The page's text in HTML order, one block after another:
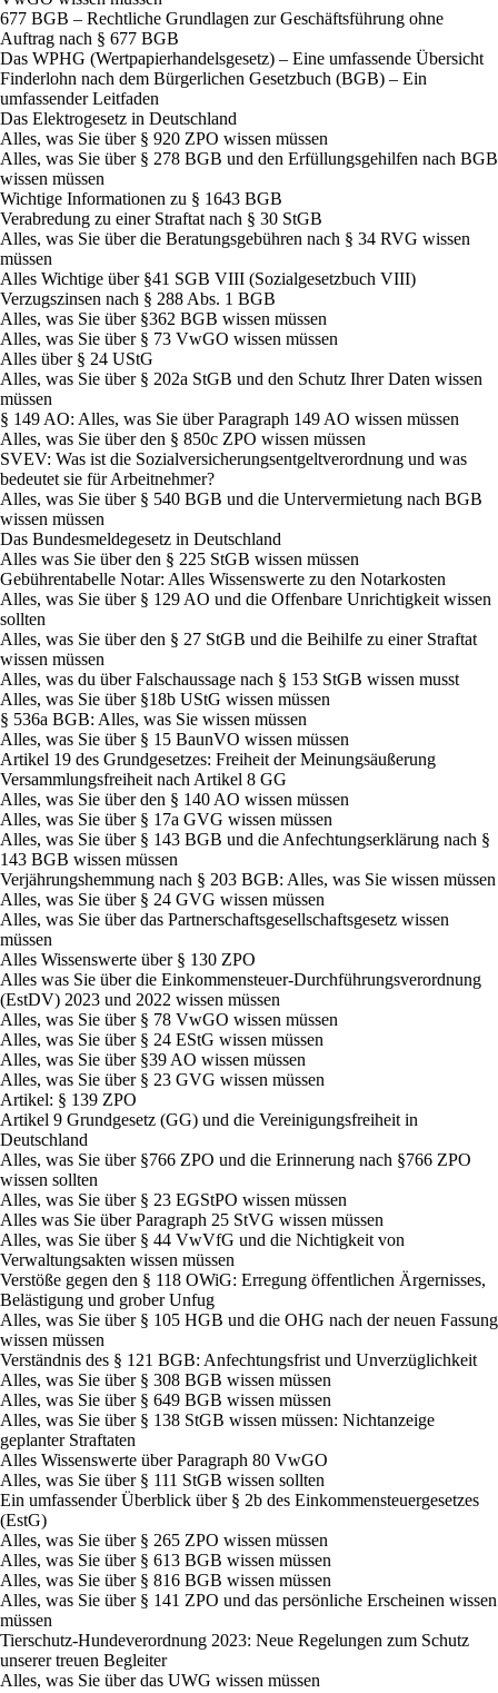
677 BGB – Rechtliche Grundlagen zur Geschäftsführung ohne
Auftrag nach § 677 BGB
Das WPHG (Wertpapierhandelsgesetz) – Eine umfassende Übersicht
Finderlohn nach dem Bürgerlichen Gesetzbuch (BGB) – Ein
umfassender Leitfaden
Das Elektrogesetz in Deutschland
Alles, was Sie über § 920 ZPO wissen müssen
Alles, was Sie über § 278 BGB und den Erfüllungsgehilfen nach BGB
wissen müssen
Wichtige Informationen zu § 1643 BGB
Verabredung zu einer Straftat nach § 30 StGB
Alles, was Sie über die Beratungsgebühren nach § 34 RVG wissen
müssen
Alles Wichtige über §41 SGB VIII (Sozialgesetzbuch VIII)
Verzugszinsen nach § 288 Abs. 1 BGB
Alles, was Sie über §362 BGB wissen müssen
Alles, was Sie über § 73 VwGO wissen müssen
Alles über § 24 UStG
Alles, was Sie über § 202a StGB und den Schutz Ihrer Daten wissen
müssen
§ 149 AO: Alles, was Sie über Paragraph 149 AO wissen müssen
Alles, was Sie über den § 850c ZPO wissen müssen
SVEV: Was ist die Sozialversicherungsentgeltverordnung und was
bedeutet sie für Arbeitnehmer?
Alles, was Sie über § 540 BGB und die Untervermietung nach BGB
wissen müssen
Das Bundesmeldegesetz in Deutschland
Alles was Sie über den § 225 StGB wissen müssen
Gebührentabelle Notar: Alles Wissenswerte zu den Notarkosten
Alles, was Sie über § 129 AO und die Offenbare Unrichtigkeit wissen
sollten
Alles, was Sie über den § 27 StGB und die Beihilfe zu einer Straftat
wissen müssen
Alles, was du über Falschaussage nach § 153 StGB wissen musst
Alles, was Sie über §18b UStG wissen müssen
§ 536a BGB: Alles, was Sie wissen müssen
Alles, was Sie über § 15 BaunVO wissen müssen
Artikel 19 des Grundgesetzes: Freiheit der Meinungsäußerung
Versammlungsfreiheit nach Artikel 8 GG
Alles, was Sie über den § 140 AO wissen müssen
Alles, was Sie über § 17a GVG wissen müssen
Alles, was Sie über § 143 BGB und die Anfechtungserklärung nach §
143 BGB wissen müssen
Verjährungshemmung nach § 203 BGB: Alles, was Sie wissen müssen
Alles, was Sie über § 24 GVG wissen müssen
Alles, was Sie über das Partnerschaftsgesellschaftsgesetz wissen
müssen
Alles Wissenswerte über § 130 ZPO
Alles was Sie über die Einkommensteuer-Durchführungsverordnung
(EstDV) 2023 und 2022 wissen müssen
Alles, was Sie über § 78 VwGO wissen müssen
Alles, was Sie über § 24 EStG wissen müssen
Alles, was Sie über §39 AO wissen müssen
Alles, was Sie über § 23 GVG wissen müssen
Artikel: § 139 ZPO
Artikel 9 Grundgesetz (GG) und die Vereinigungsfreiheit in
Deutschland
Alles, was Sie über §766 ZPO und die Erinnerung nach §766 ZPO
wissen sollten
Alles, was Sie über § 23 EGStPO wissen müssen
Alles was Sie über Paragraph 25 StVG wissen müssen
Alles, was Sie über § 44 VwVfG und die Nichtigkeit von
Verwaltungsakten wissen müssen
Verstöße gegen den § 118 OWiG: Erregung öffentlichen Ärgernisses,
Belästigung und grober Unfug
Alles, was Sie über § 105 HGB und die OHG nach der neuen Fassung
wissen müssen
Verständnis des § 121 BGB: Anfechtungsfrist und Unverzüglichkeit
Alles, was Sie über § 308 BGB wissen müssen
Alles, was Sie über § 649 BGB wissen müssen
Alles, was Sie über § 138 StGB wissen müssen: Nichtanzeige
geplanter Straftaten
Alles Wissenswerte über Paragraph 80 VwGO
Alles, was Sie über § 111 StGB wissen sollten
Ein umfassender Überblick über § 2b des Einkommensteuergesetzes
(EstG)
Alles, was Sie über § 265 ZPO wissen müssen
Alles, was Sie über § 613 BGB wissen müssen
Alles, was Sie über § 816 BGB wissen müssen
Alles, was Sie über § 141 ZPO und das persönliche Erscheinen wissen
müssen
Tierschutz-Hundeverordnung 2023: Neue Regelungen zum Schutz
unserer treuen Begleiter
Alles, was Sie über das UWG wissen müssen